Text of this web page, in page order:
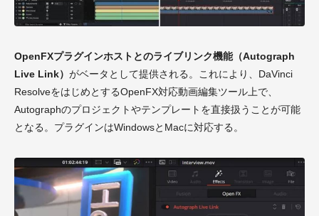
OpenFXプラグインホストとのライブリンク機能（Autograph
Live Link） がベータとして提供される。これにより、DaVinci
ResolveをはじめとするOpenFX対応動画編集ツール上で、
Autographのプロジェクトやテンプレートを直接扱うことが可能
となる。プラグインはWindowsとMacに対応する。